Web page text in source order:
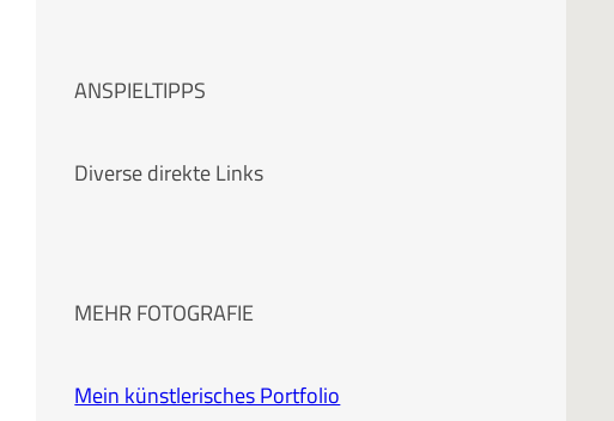
i
ANSPIELTIPPS
Diverse direkte Links
MEHR FOTOGRAFIE
Mein künstlerisches Portfolio